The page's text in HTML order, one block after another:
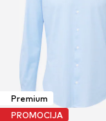
Premium
PROMOCIJA